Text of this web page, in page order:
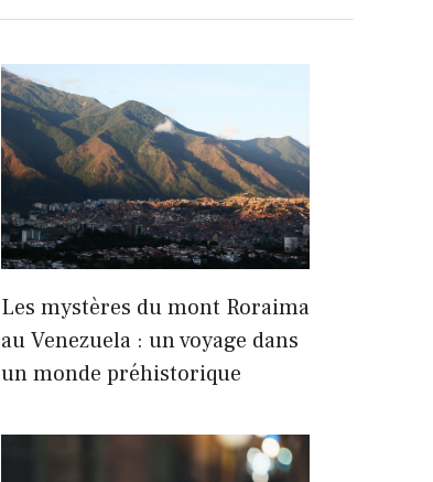
Les mystères du mont Roraima
au Venezuela : un voyage dans
un monde préhistorique